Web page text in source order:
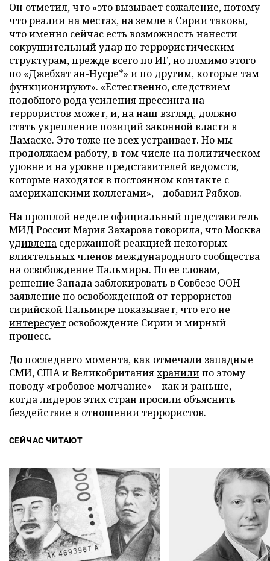
Он отметил, что «это вызывает сожаление, потому
что реалии на местах, на земле в Сирии таковы,
что именно сейчас есть возможность нанести
сокрушительный удар по террористическим
структурам, прежде всего по ИГ, но помимо этого
по «Джебхат ан-Нусре*» и по другим, которые там
функционируют». «Естественно, следствием
подобного рода усиления прессинга на
террористов может, и, на наш взгляд, должно
стать укрепление позиций законной власти в
Дамаске. Это тоже не всех устраивает. Но мы
продолжаем работу, в том числе на политическом
уровне и на уровне представителей ведомств,
которые находятся в постоянном контакте с
американскими коллегами», - добавил Рябков.
На прошлой неделе официальный представитель
МИД России Мария Захарова говорила, что Москва
удивлена сдержанной реакцией некоторых
влиятельных членов международного сообщества
на освобождение Пальмиры. По ее словам,
решение Запада заблокировать в Совбезе ООН
заявление по освобожденной от террористов
сирийской Пальмире показывает, что егоне
интересует освобождение Сирии и мирный
процесс.
До последнего момента, как отмечали западные
СМИ, США и Великобританияхранилипо этому
поводу «гробовое молчание» – как и раньше,
когда лидеров этих стран просили объяснить
бездействие в отношении террористов.
СЕЙЧАС ЧИТАЮТ